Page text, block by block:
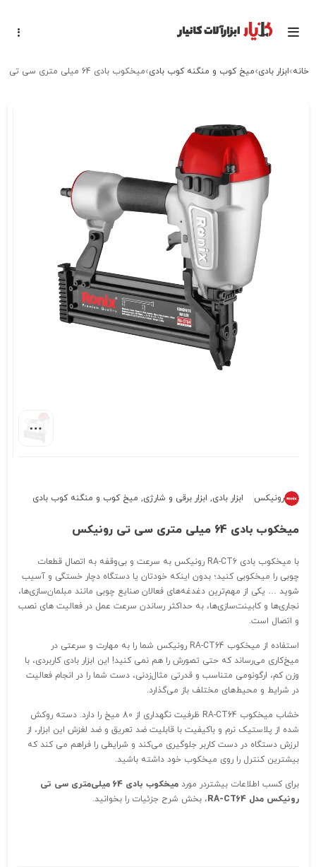
خانه ابزار بادی میخ کوب و منگنه کوب بادی میخکوب بادی 64 میلی متری سی تی رونیکس
رونیکس ابزار بادی, ابزار برقی و شارژی, میخ کوب و منگنه کوب بادی
میخکوب بادی 64 میلی متری سی تی رونیکس
با میخکوب بادی RA-CT6 رونیکس به سرعت و بی‌وقفه به اتصال قطعات
چوبی را میخکوبی کنید؛ بدون اینکه خودتان یا دستگاه دچار خستگی و آسیب
شوید … یکی از مهم‌ترین دغدغه‌های فعالان صنایع چوبی مانند مبلمان‌سازی‌‌ها،
نجاری‌‌ها و کابینت‌‌سازی‌‌ها، به حداکثر رساندن سرعت عمل در فعالیت‌ های نصب
و اتصال است.
استفاده از میخکوب RA-CT64 رونیکس شما را به مهارت و سرعتی در
میخ‌‌کاری می‌‌رساند که حتی تصورش را هم نمی‌ کنید! این ابزار بادی کاربردی، با
وزن کم، ارگونومی متناسب و قدرتی مثال‌زدنی، دست شما را در انجام فعالیت‌
در شرایط و محیط‌های مختلف باز می‌‎گذارد.
خشاب میخکوب RA-CT64 ظرفیت نگهداری از 80 میخ را دارد. دسته روکش
شده از پلاستیک نرم و باکیفیت با قابلیت ضد تعریق و ضد لغزش این ابزار، از
لرزش دستگاه در دست کاربر جلوگیری می‌‌‌کند و شرایطی را فراهم می ‌کند که
بیشترین کنترل را روی میخکوب خود داشته باشید.
برای کسب اطلاعات بیشتردر مورد
میخکوب بادی 64 میلی‌متری سی تی
رونیکس مدلRA-CT64، بخش شرح جزئیات را بخوانید.